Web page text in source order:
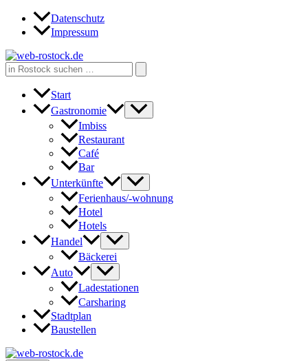
Zum
Inhalt
Datenschutz
Impressum
Search
for:
Start
Gastronomie
Imbiss
Restaurant
Café
Bar
Unterkünfte
Ferienhaus/-wohnung
Hotel
Hotels
Handel
Bäckerei
Auto
Ladestationen
Carsharing
Stadtplan
Baustellen